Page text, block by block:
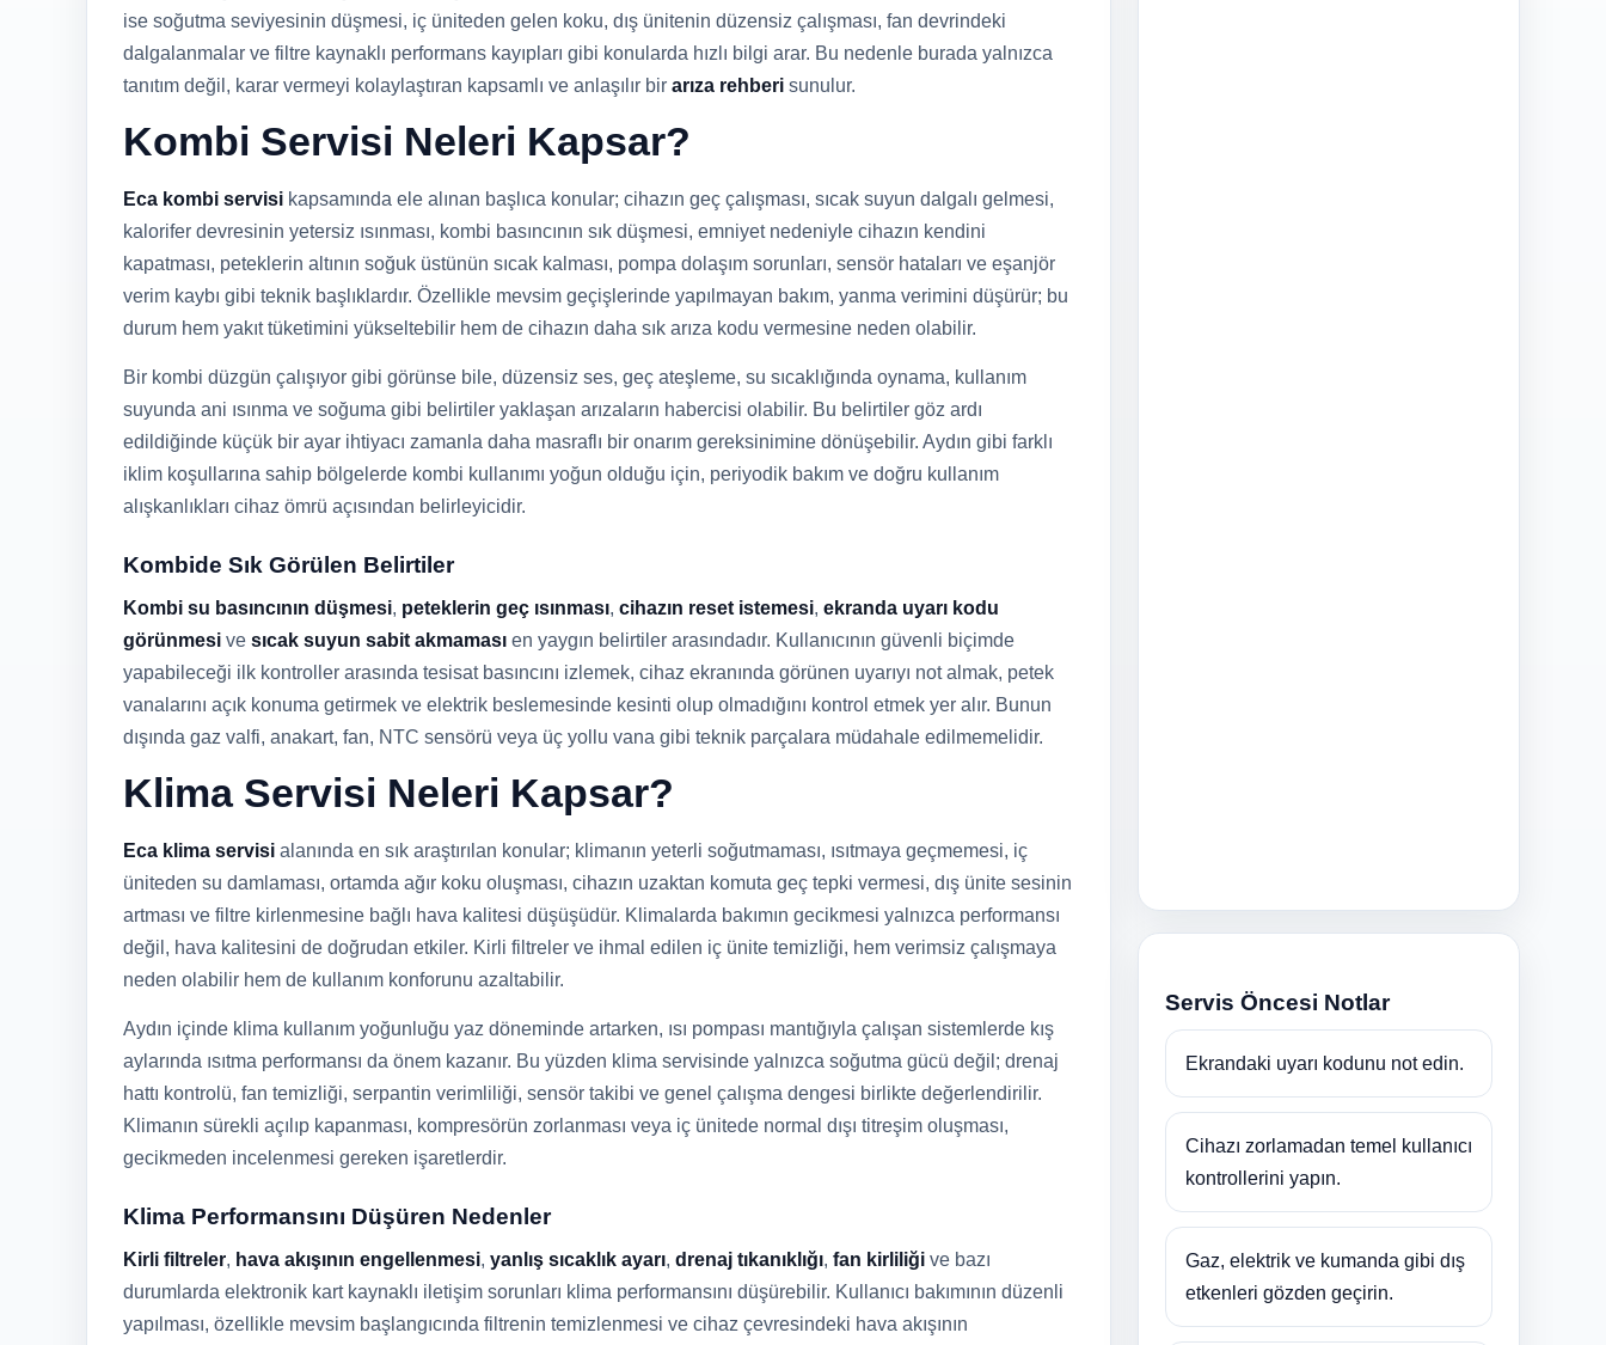
ise soğutma seviyesinin düşmesi, iç üniteden gelen koku, dış ünitenin düzensiz çalışması, fan devrindeki
dalgalanmalar ve filtre kaynaklı performans kayıpları gibi konularda hızlı bilgi arar. Bu nedenle burada yalnızca
tanıtım değil, karar vermeyi kolaylaştıran kapsamlı ve anlaşılır bir arıza rehberi sunulur.
Kombi Servisi Neleri Kapsar?
Eca kombi servisi kapsamında ele alınan başlıca konular; cihazın geç çalışması, sıcak suyun dalgalı gelmesi,
kalorifer devresinin yetersiz ısınması, kombi basıncının sık düşmesi, emniyet nedeniyle cihazın kendini
kapatması, peteklerin altının soğuk üstünün sıcak kalması, pompa dolaşım sorunları, sensör hataları ve eşanjör
verim kaybı gibi teknik başlıklardır. Özellikle mevsim geçişlerinde yapılmayan bakım, yanma verimini düşürür; bu
durum hem yakıt tüketimini yükseltebilir hem de cihazın daha sık arıza kodu vermesine neden olabilir.
Bir kombi düzgün çalışıyor gibi görünse bile, düzensiz ses, geç ateşleme, su sıcaklığında oynama, kullanım
suyunda ani ısınma ve soğuma gibi belirtiler yaklaşan arızaların habercisi olabilir. Bu belirtiler göz ardı
edildiğinde küçük bir ayar ihtiyacı zamanla daha masraflı bir onarım gereksinimine dönüşebilir. Aydın gibi farklı
iklim koşullarına sahip bölgelerde kombi kullanımı yoğun olduğu için, periyodik bakım ve doğru kullanım
alışkanlıkları cihaz ömrü açısından belirleyicidir.
Kombide Sık Görülen Belirtiler
Kombi su basıncının düşmesi, peteklerin geç ısınması, cihazın reset istemesi, ekranda uyarı kodu
görünmesi ve sıcak suyun sabit akmaması en yaygın belirtiler arasındadır. Kullanıcının güvenli biçimde
yapabileceği ilk kontroller arasında tesisat basıncını izlemek, cihaz ekranında görünen uyarıyı not almak, petek
vanalarını açık konuma getirmek ve elektrik beslemesinde kesinti olup olmadığını kontrol etmek yer alır. Bunun
dışında gaz valfi, anakart, fan, NTC sensörü veya üç yollu vana gibi teknik parçalara müdahale edilmemelidir.
Klima Servisi Neleri Kapsar?
Eca klima servisi alanında en sık araştırılan konular; klimanın yeterli soğutmaması, ısıtmaya geçmemesi, iç
üniteden su damlaması, ortamda ağır koku oluşması, cihazın uzaktan komuta geç tepki vermesi, dış ünite sesinin
artması ve filtre kirlenmesine bağlı hava kalitesi düşüşüdür. Klimalarda bakımın gecikmesi yalnızca performansı
değil, hava kalitesini de doğrudan etkiler. Kirli filtreler ve ihmal edilen iç ünite temizliği, hem verimsiz çalışmaya
neden olabilir hem de kullanım konforunu azaltabilir.
Aydın içinde klima kullanım yoğunluğu yaz döneminde artarken, ısı pompası mantığıyla çalışan sistemlerde kış
aylarında ısıtma performansı da önem kazanır. Bu yüzden klima servisinde yalnızca soğutma gücü değil; drenaj
hattı kontrolü, fan temizliği, serpantin verimliliği, sensör takibi ve genel çalışma dengesi birlikte değerlendirilir.
Klimanın sürekli açılıp kapanması, kompresörün zorlanması veya iç ünitede normal dışı titreşim oluşması,
gecikmeden incelenmesi gereken işaretlerdir.
Klima Performansını Düşüren Nedenler
Kirli filtreler, hava akışının engellenmesi, yanlış sıcaklık ayarı, drenaj tıkanıklığı, fan kirliliği ve bazı
durumlarda elektronik kart kaynaklı iletişim sorunları klima performansını düşürebilir. Kullanıcı bakımının düzenli
yapılması, özellikle mevsim başlangıcında filtrenin temizlenmesi ve cihaz çevresindeki hava akışının
Servis Öncesi Notlar
Ekrandaki uyarı kodunu not edin.
Cihazı zorlamadan temel kullanıcı
kontrollerini yapın.
Gaz, elektrik ve kumanda gibi dış
etkenleri gözden geçirin.